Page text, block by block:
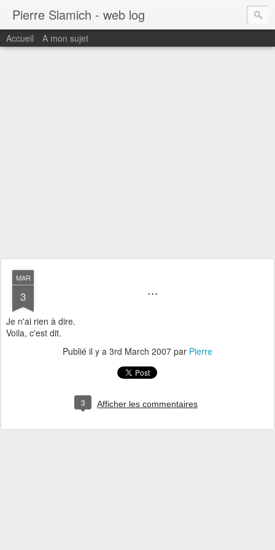
Pierre Slamich - web log
Accueil A mon sujet
MAR
3 ...
Je n'ai rien à dire.
Voila, c'est dit.
Publié il y a 3rd March 2007 par Pierre
3 Afficher les commentaires